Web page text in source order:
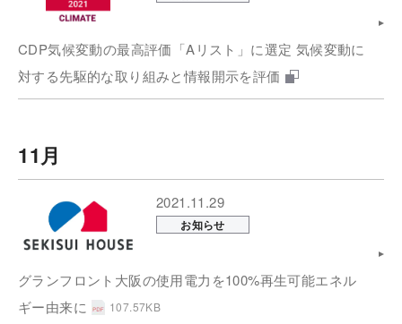
CDP気候変動の最高評価「Aリスト」に選定 気候変動に
対する先駆的な取り組みと情報開示を評価
11月
2021.11.29
お知らせ
グランフロント大阪の使用電力を100%再生可能エネル
ギー由来に
107.57KB